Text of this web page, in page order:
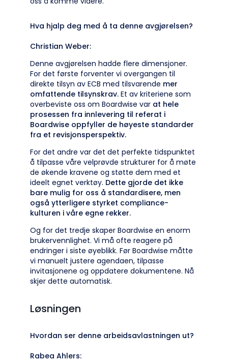
Hva hjalp deg med å ta denne avgjørelsen?
Christian Weber:
Denne avgjørelsen hadde flere dimensjoner.
For det første forventer vi overgangen til
direkte tilsyn av ECB med tilsvarende mer
omfattende tilsynskrav. Et av kriteriene som
overbeviste oss om Boardwise var at hele
prosessen fra innlevering til referat i
Boardwise oppfyller de høyeste standarder
fra et revisjonsperspektiv.
For det andre var det det perfekte tidspunktet
å tilpasse våre velprøvde strukturer for å møte
de økende kravene og støtte dem med et
ideelt egnet verktøy. Dette gjorde det ikke
bare mulig for oss å standardisere, men
også ytterligere styrket compliance-
kulturen i våre egne rekker.
Og for det tredje skaper Boardwise en enorm
brukervennlighet. Vi må ofte reagere på
endringer i siste øyeblikk. Før Boardwise måtte
vi manuelt justere agendaen, tilpasse
invitasjonene og oppdatere dokumentene. Nå
skjer dette automatisk.
Løsningen
Hvordan ser denne arbeidsavlastningen ut?
Rabea Ahlers: